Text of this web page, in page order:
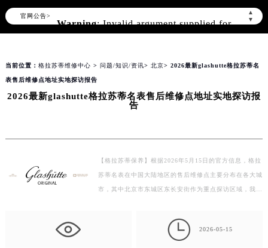
官网公告>
▲
▼
Warning: Invalid argument supplied for
foreach() in
line174
当前位置： 格拉苏蒂维修中心 > 问题/知识/资讯> 北京> 2026最新glashutte格拉苏蒂名
表售后维修点地址实地探访报告
2026最新glashutte格拉苏蒂名表售后维修点地址实地探访报
告
【格拉苏蒂保养】根据2026年5月15日的官方信息，格拉
苏蒂名表在中国大陆地区的售后维修点主要分布在各大城
市，其中北京市东城区东长安街作为重点探访区域，我们
 2026-05-15